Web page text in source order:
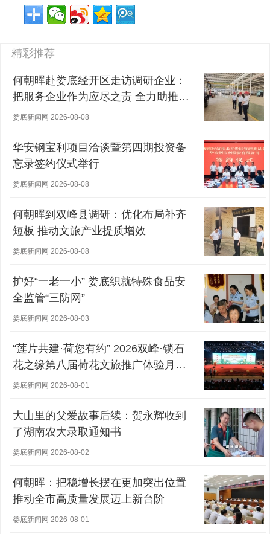
精彩推荐
何朝晖赴娄底经开区走访调研企业：
把服务企业作为应尽之责 全力助推经
营主体稳健发展
娄底新闻网 2026-08-08
华安钢宝利项目洽谈暨第四期投资备
忘录签约仪式举行
娄底新闻网 2026-08-08
何朝晖到双峰县调研：优化布局补齐
短板 推动文旅产业提质增效
娄底新闻网 2026-08-08
护好“一老一小” 娄底织就特殊食品安
全监管“三防网”
娄底新闻网 2026-08-03
“莲片共建·荷您有约” 2026双峰·锁石
花之缘第八届荷花文旅推广体验月盛
大开幕
娄底新闻网 2026-08-01
大山里的父爱故事后续：贺永辉收到
了湖南农大录取通知书
娄底新闻网 2026-08-02
何朝晖：把稳增长摆在更加突出位置
推动全市高质量发展迈上新台阶
娄底新闻网 2026-08-01